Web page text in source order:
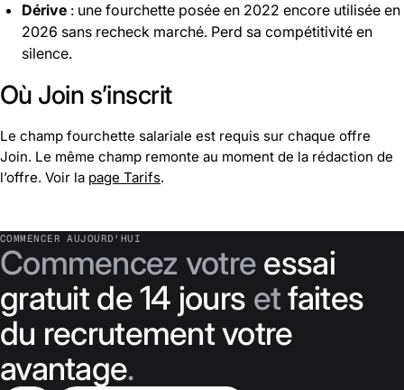
Dérive : une fourchette posée en 2022 encore utilisée en
2026 sans recheck marché. Perd sa compétitivité en
silence.
Où Join s’inscrit
Le champ fourchette salariale est requis sur chaque offre
Join. Le même champ remonte au moment de la rédaction de
l’offre. Voir la page Tarifs.
COMMENCER AUJOURD'HUI
Commencez votre essai
gratuit de 14 jours etfaites
du recrutement votre
avantage.